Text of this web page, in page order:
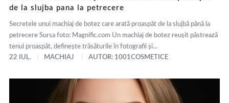
de la slujba pana la petrecere
Secretele unui machiaj de botez care arată proaspăt de la slujbă până la
petrecere Sursa foto: Magnific.com Un machiaj de botez reușit păstrează
tenul proaspăt, definește trăsăturile în fotografii și...
22 IUL.
MACHIAJ AUTOR: 1001COSMETICE